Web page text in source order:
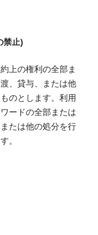
禁止)
上の権利の全部ま
、貸与、または他
のとします。利用
ードの全部または
たは他の処分を行
。